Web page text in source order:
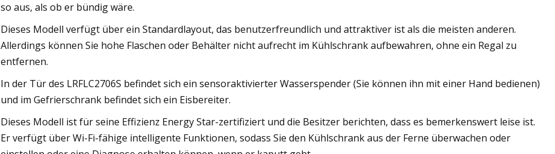
so aus, als ob er bündig wäre.
Dieses Modell verfügt über ein Standardlayout, das benutzerfreundlich und attraktiver ist als die meisten anderen.
Allerdings können Sie hohe Flaschen oder Behälter nicht aufrecht im Kühlschrank aufbewahren, ohne ein Regal zu
entfernen.
In der Tür des LRFLC2706S befindet sich ein sensoraktivierter Wasserspender (Sie können ihn mit einer Hand bedienen)
und im Gefrierschrank befindet sich ein Eisbereiter.
Dieses Modell ist für seine Effizienz Energy Star-zertifiziert und die Besitzer berichten, dass es bemerkenswert leise ist.
Er verfügt über Wi-Fi-fähige intelligente Funktionen, sodass Sie den Kühlschrank aus der Ferne überwachen oder